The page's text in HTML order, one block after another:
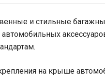
и стильные
на крыше